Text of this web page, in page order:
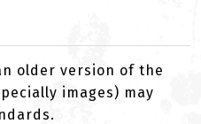
older version of the
images) may